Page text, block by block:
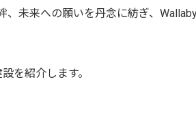
未来への願いを丹念に紡ぎ、
を紹介します。